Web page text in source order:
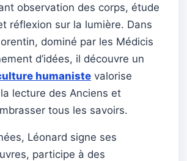
observation des corps, étude
réflexion sur la lumière. Dans
dominé par les Médicis
d’idées, il découvre un
humaniste valorise
la lecture des Anciens et
tous les savoirs.
Léonard signe ses
participe à des